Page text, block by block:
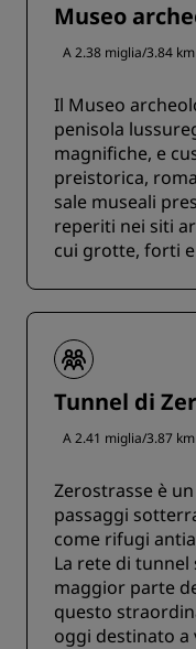
Museo
A 2.38 miglia/3.84 km
Il Museo
penisola
magnifiche, e
preistorica,
sale museali
reperiti nei siti
cui grotte, forti
Tunnel di
A 2.41 miglia/3.87 km
Zerostrasse è
passaggi
come rifugi
La rete di
maggior parte
questo
oggi destinato